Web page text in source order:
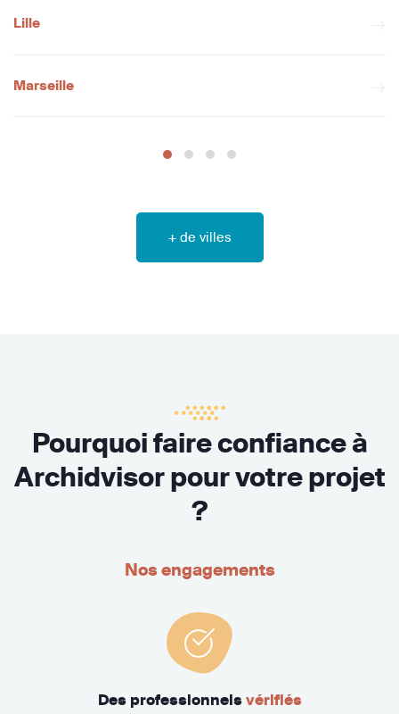
Lille
Marseille
+ de villes
Pourquoi faire confiance à
Archidvisor pour votre projet
?
Nos engagements
Des professionnels vérifiés